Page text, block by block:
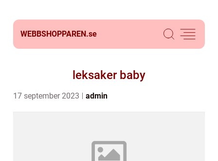
WEBBSHOPPAREN.se
leksaker baby
17 september 2023 admin